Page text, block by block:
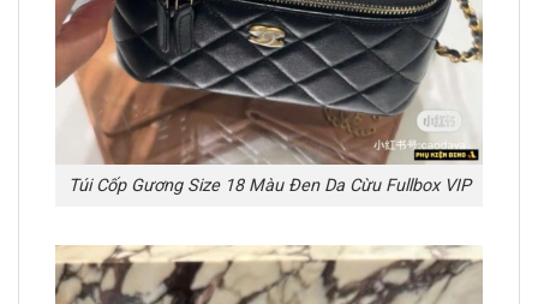
Túi Cốp Gương Size 18 Màu Đen Da Cừu Fullbox VIP